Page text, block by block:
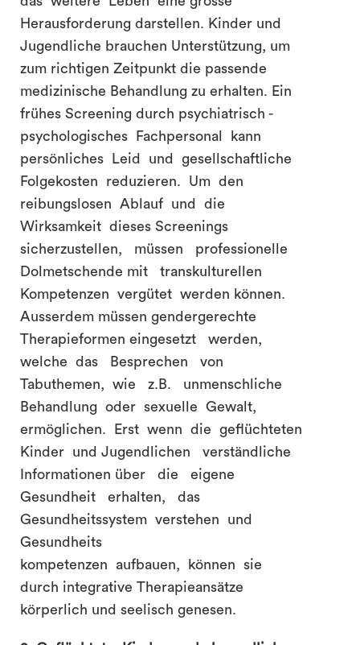
Herausforderung darstellen. Kinder und
Jugendliche brauchen Unterstützung, um
zum richtigen Zeitpunkt die passende
medizinische Behandlung zu erhalten. Ein
frühes Screening durch psychiatrisch -
psychologisches Fachpersonal kann
persönliches Leid und gesellschaftliche
Folgekosten reduzieren. Um den
reibungslosen Ablauf und die
Wirksamkeit dieses Screenings
sicherzustellen, müssen professionelle
Dolmetschende mit transkulturellen
Kompetenzen vergütet werden können.
Ausserdem müssen gendergerechte
Therapieformen eingesetzt werden,
welche das Besprechen von
Tabuthemen, wie z.B. unmenschliche
Behandlung oder sexuelle Gewalt,
ermöglichen. Erst wenn die geflüchteten
Kinder und Jugendlichen verständliche
Informationen über die eigene
Gesundheit erhalten, das
Gesundheitssystem verstehen und
Gesundheits
kompetenzen aufbauen, können sie
durch integrative Therapieansätze
körperlich und seelisch genesen.